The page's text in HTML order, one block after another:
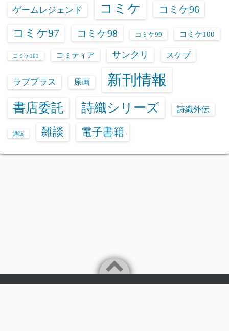
ゲームレジェンド コミケ コミケ96
コミケ97 コミケ98 コミケ99 コミケ100
コミケ101 コミティア サンクリ スケブ
ラブプラス 原画 新刊情報
書店委託 詩織シリーズ 詩織外伝
通販 雑談 電子書籍